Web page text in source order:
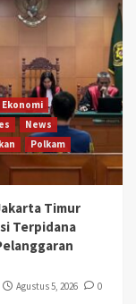
Ekonomi
News
Polkam
Timur
Terpidana
Agustus 5, 2026 0